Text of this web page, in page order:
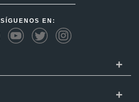
SÍGUENOS EN:
+
+